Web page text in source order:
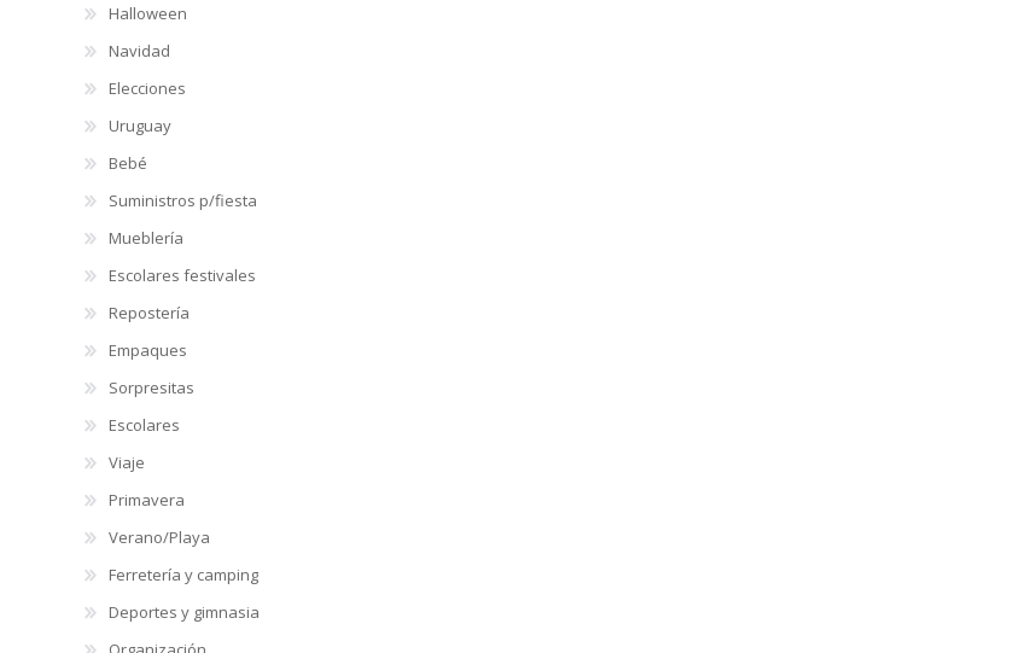
Halloween
Navidad
Elecciones
Uruguay
Bebé
Suministros p/fiesta
Mueblería
Escolares festivales
Repostería
Empaques
Sorpresitas
Escolares
Viaje
Primavera
Verano/Playa
Ferretería y camping
Deportes y gimnasia